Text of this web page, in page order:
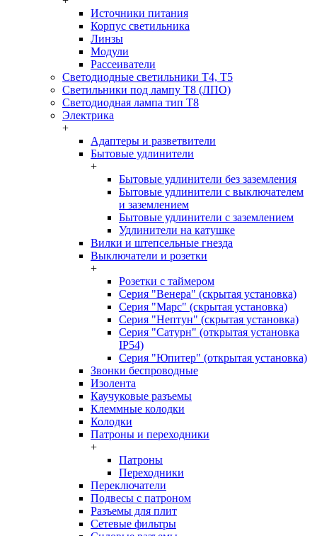
Источники питания
Корпус светильника
Линзы
Модули
Рассеиватели
Светодиодные светильники T4, T5
Светильники под лампу Т8 (ЛПО)
Светодиодная лампа тип T8
Электрика
+
Адаптеры и разветвители
Бытовые удлинители
+
Бытовые удлинители без заземления
Бытовые удлинители с выключателем
и заземлением
Бытовые удлинители с заземлением
Удлинители на катушке
Вилки и штепсельные гнезда
Выключатели и розетки
+
Розетки с таймером
Серия "Венера" (скрытая установка)
Серия "Марс" (скрытая установка)
Серия "Нептун" (скрытая установка)
Серия "Сатурн" (открытая установка
IP54)
Серия "Юпитер" (открытая установка)
Звонки беспроводные
Изолента
Каучуковые разъемы
Клеммные колодки
Колодки
Патроны и переходники
+
Патроны
Переходники
Переключатели
Подвесы с патроном
Разъемы для плит
Сетевые фильтры